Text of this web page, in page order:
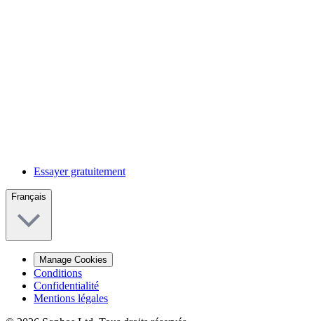
Essayer gratuitement
Français
Manage Cookies
Conditions
Confidentialité
Mentions légales